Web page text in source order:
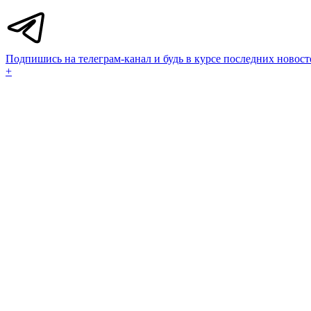
Подпишись на телеграм-канал и будь в курсе последних
+